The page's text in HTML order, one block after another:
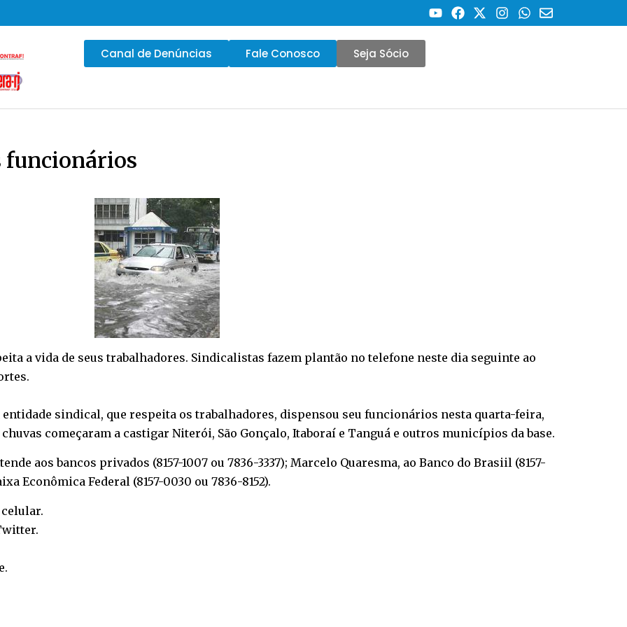
Canal de Denúncias Fale Conosco Seja Sócio
funcionários
a vida de seus trabalhadores. Sindicalistas fazem plantão no telefone neste dia seguinte ao
sindical, que respeita os trabalhadores, dispensou seu funcionários nesta quarta-feira,
começaram a castigar Niterói, São Gonçalo, Itaboraí e Tanguá e outros municípios da base.
aos bancos privados (8157-1007 ou 7836-3337); Marcelo Quaresma, ao Banco do Brasiil (8157-
Econômica Federal (8157-0030 ou 7836-8152).
celular.
.
.